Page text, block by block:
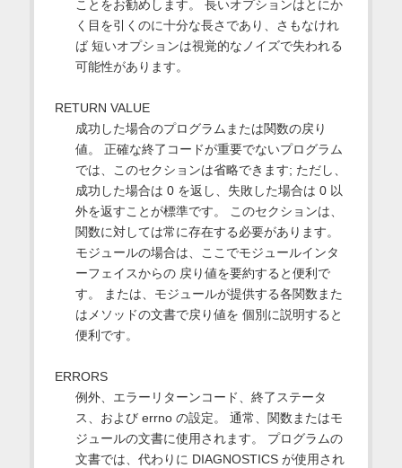
ことをお勧めします。 長いオプションはとにか
く目を引くのに十分な長さであり、さもなけれ
ば 短いオプションは視覚的なノイズで失われる
可能性があります。
RETURN VALUE
成功した場合のプログラムまたは関数の戻り
値。 正確な終了コードが重要でないプログラム
では、このセクションは省略できます; ただし、
成功した場合は 0 を返し、失敗した場合は 0 以
外を返すことが標準です。 このセクションは、
関数に対しては常に存在する必要があります。
モジュールの場合は、ここでモジュールインタ
ーフェイスからの 戻り値を要約すると便利で
す。 または、モジュールが提供する各関数また
はメソッドの文書で戻り値を 個別に説明すると
便利です。
ERRORS
例外、エラーリターンコード、終了ステータ
ス、および errno の設定。 通常、関数またはモ
ジュールの文書に使用されます。 プログラムの
文書では、代わりに DIAGNOSTICS が使用され